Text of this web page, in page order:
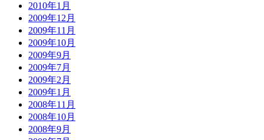
2010年1月
2009年12月
2009年11月
2009年10月
2009年9月
2009年7月
2009年2月
2009年1月
2008年11月
2008年10月
2008年9月